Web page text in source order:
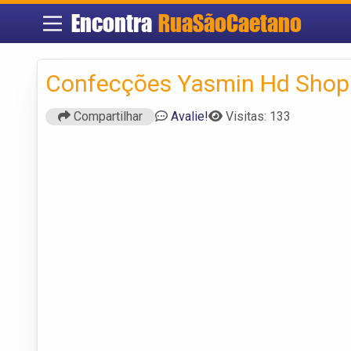
Encontra RuaSãoCaetano
Confecções Yasmin Hd
Compartilhar Avalie! Visitas: 133